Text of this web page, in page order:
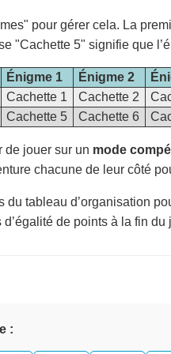
pour gérer cela. La
"Cachette 5" signifie que
Énigme 1 Énigme 2
Cachette 1 Cachette 2
Cachette 5 Cachette 6
de jouer sur un mode
chacune de leur côté
tableau d’organisation
de points à la fin
: